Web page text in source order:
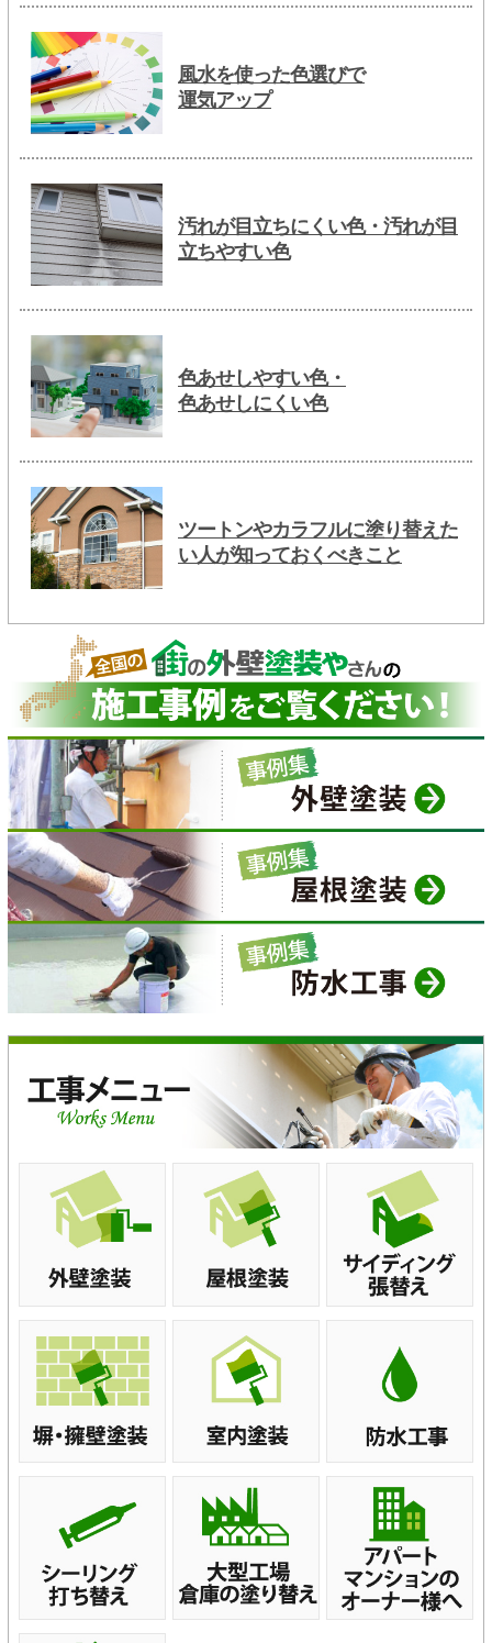
風水を使った色選びで
運気アップ
汚れが目立ちにくい色・汚れが目
立ちやすい色
色あせしやすい色・
色あせしにくい色
ツートンやカラフルに塗り替えた
い人が知っておくべきこと